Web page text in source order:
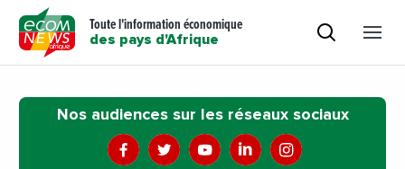
Toute l'information économique
des pays d'Afrique
Nos audiences sur les réseaux sociaux